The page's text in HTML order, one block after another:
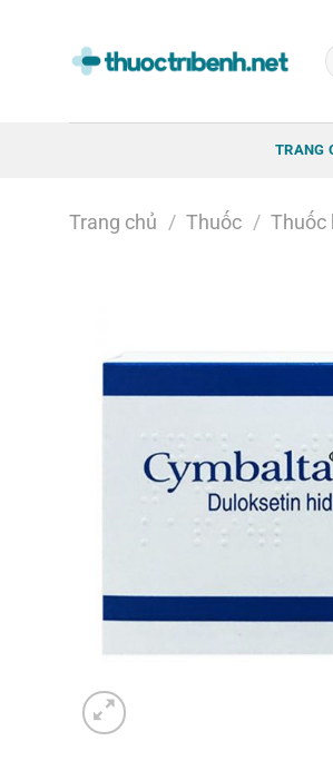
TRANG
Trang chủ / Thuốc / Thuốc